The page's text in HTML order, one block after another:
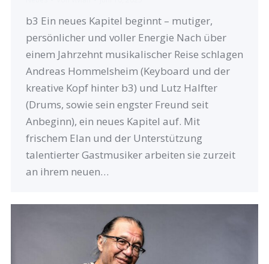
b3 Ein neues Kapitel beginnt – mutiger,
persönlicher und voller Energie Nach über
einem Jahrzehnt musikalischer Reise schlagen
Andreas Hommelsheim (Keyboard und der
kreative Kopf hinter b3) und Lutz Halfter
(Drums, sowie sein engster Freund seit
Anbeginn), ein neues Kapitel auf. Mit
frischem Elan und der Unterstützung
talentierter Gastmusiker arbeiten sie zurzeit
an ihrem neuen…